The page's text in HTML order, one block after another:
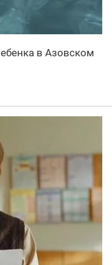
в Азовском